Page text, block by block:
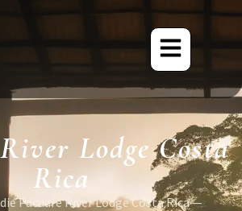
Lodge Costa
Rica
Pacuare River Lodge Costa Rica —